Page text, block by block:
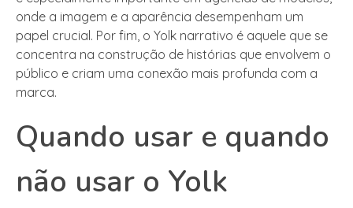
onde a imagem e a aparência desempenham um
papel crucial. Por fim, o Yolk narrativo é aquele que se
concentra na construção de histórias que envolvem o
público e criam uma conexão mais profunda com a
marca.
Quando usar e quando
não usar o Yolk